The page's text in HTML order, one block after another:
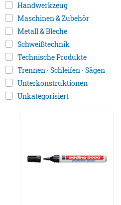
Handwerkzeug
Maschinen & Zubehör
Metall & Bleche
Schweißtechnik
Technische Produkte
Trennen · Schleifen · Sägen
Unterkonstruktionen
Unkategorisiert